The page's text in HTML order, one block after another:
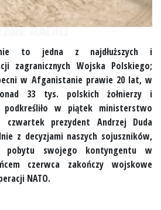
to jedna z najdłuższych i
zagranicznych Wojska Polskiego;
w Afganistanie prawie 20 lat, w
33 tys. polskich żołnierzy i
w piątek ministerstwo
prezydent Andrzej Duda
z decyzjami naszych sojuszników,
pobytu swojego kontyngentu w
czerwca zakończy wojskowe
NATO.